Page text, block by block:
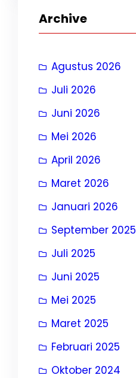
Archive
Agustus 2026
Juli 2026
Juni 2026
Mei 2026
April 2026
Maret 2026
Januari 2026
September 2025
Juli 2025
Juni 2025
Mei 2025
Maret 2025
Februari 2025
Oktober 2024